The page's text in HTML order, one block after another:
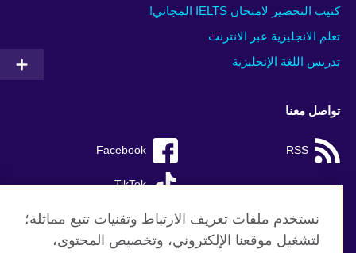
كتيب التحضير لامتحان IELTS المجاني!
تعلم الانجليزية عبر الانترنت
تدريس اللغة الإنجليزية
تواصل معنا
Facebook RSS
TikTok
نستخدم ملفات تعريف الارتباط وتقنيات تتبع مماثلة؛
لتشغيل موقعنا الإلكتروني، وتخصيص المحتوى،